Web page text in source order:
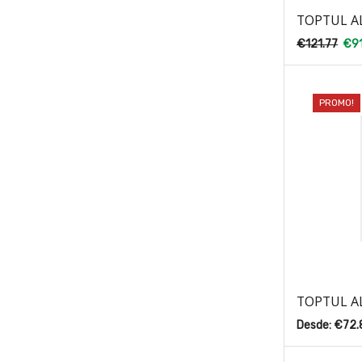
TOPTUL
€121.77 €
PROMO!
TOPTUL
Desde: €